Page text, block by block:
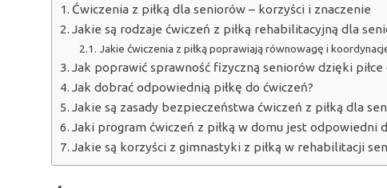
Ćwiczenia z piłką dla seniorów – korzyści i znaczenie
Jakie są rodzaje ćwiczeń z piłką rehabilitacyjną dla
Jakie ćwiczenia z piłką poprawiają równowagę i
Jak poprawić sprawność fizyczną seniorów dzięki piłce
Jak dobrać odpowiednią piłkę do ćwiczeń?
Jakie są zasady bezpieczeństwa ćwiczeń z piłką dla
Jaki program ćwiczeń z piłką w domu jest odpowiedni
Jakie są korzyści z gimnastyki z piłką w rehabilitacji